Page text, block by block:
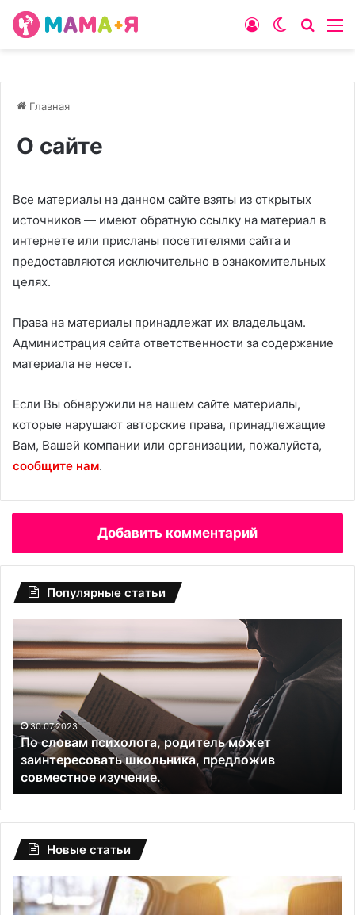
Switch
Войти
Главная
О сайте
Все материалы на данном сайте взяты из открытых
источников — имеют обратную ссылку на материал в
интернете или присланы посетителями сайта и
предоставляются исключительно в ознакомительных
целях.
Права на материалы принадлежат их владельцам.
Администрация сайта ответственности за содержание
материала не несет.
Если Вы обнаружили на нашем сайте материалы,
которые нарушают авторские права, принадлежащие
Вам, Вашей компании или организации, пожалуйста,
сообщите нам.
Добавить комментарий
Популярные статьи
словам
психолога,
родитель
может
заинтересовать
школьника,
предложив
совместное
изучение.
30.07.2023
По словам психолога, родитель может
заинтересовать школьника, предложив
совместное изучение.
Новые статьи